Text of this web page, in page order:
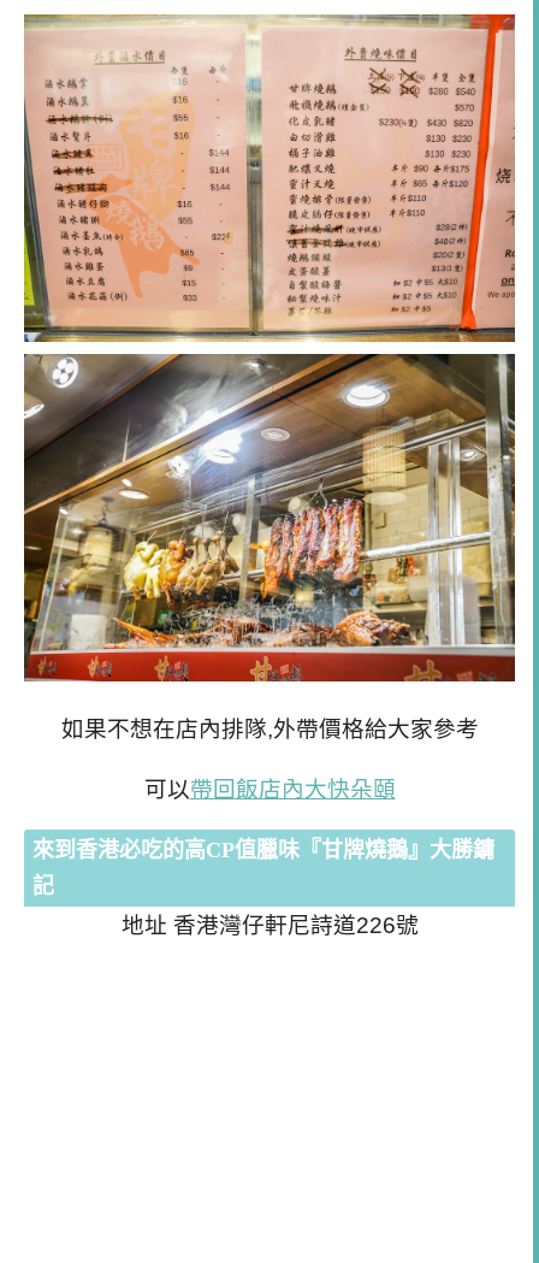
如果不想在店內排隊,外帶價格給大家參考
可以帶回飯店內大快朵頤
來到香港必吃的高CP值臘味『甘牌燒鵝』大勝鏞
記
地址 香港灣仔軒尼詩道226號